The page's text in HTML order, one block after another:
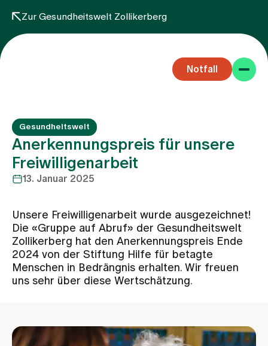
Zur Gesundheitswelt Zollikerberg
Notfall
Fachbereiche
Aufenthalt
Team
Events
Gesundheitswelt
Anerkennungspreis für unsere
Freiwilligenarbeit
13. Januar 2025
Unsere Freiwilligenarbeit wurde ausgezeichnet!
Die «Gruppe auf Abruf» der Gesundheitswelt
Zollikerberg hat den Anerkennungspreis Ende
2024 von der Stiftung Hilfe für betagte
Menschen in Bedrängnis erhalten. Wir freuen
uns sehr über diese Wertschätzung.